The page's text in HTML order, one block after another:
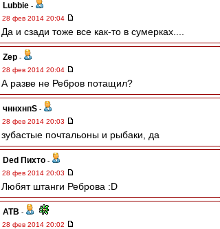
Lubbie -
28 фев 2014 20:04
Да и сзади тоже все как-то в сумерках....
Zep -
28 фев 2014 20:04
А разве не Ребров потащил?
чннхнпS -
28 фев 2014 20:03
зубастые почтальоны и рыбаки, да
Ded Пихто -
28 фев 2014 20:03
Любят штанги Реброва :D
ATB -
28 фев 2014 20:02